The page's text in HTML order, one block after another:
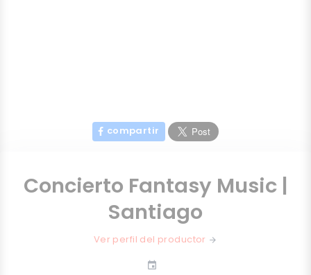
compartir
Concierto Fantasy Music |
Santiago
Ver perfil del productor arrow_forward
event